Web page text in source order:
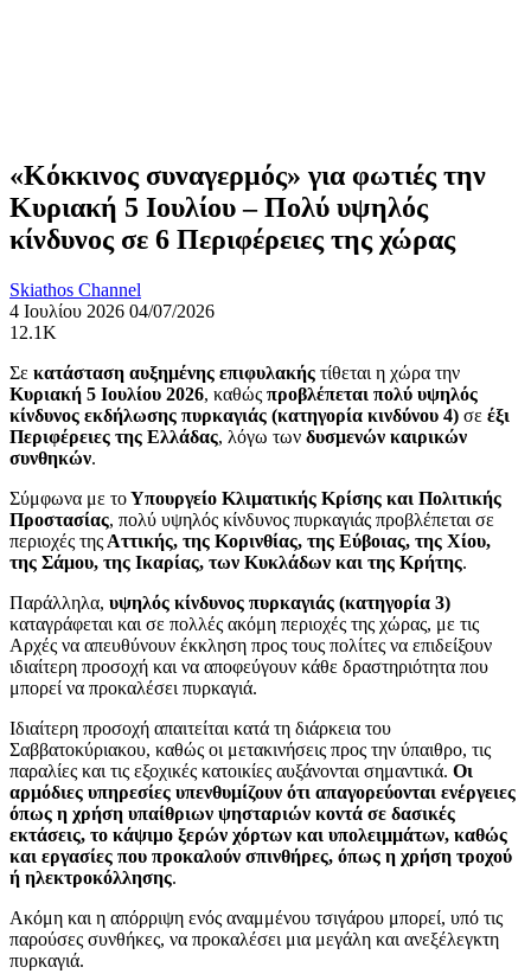
«Κόκκινος συναγερμός» για φωτιές την
Κυριακή 5 Ιουλίου – Πολύ υψηλός
κίνδυνος σε 6 Περιφέρειες της χώρας
Skiathos Channel
4 Ιουλίου 2026 04/07/2026
12.1K
Σε κατάσταση αυξημένης επιφυλακής τίθεται η χώρα την
Κυριακή 5 Ιουλίου 2026, καθώς προβλέπεται πολύ υψηλός
κίνδυνος εκδήλωσης πυρκαγιάς (κατηγορία κινδύνου 4) σε έξι
Περιφέρειες της Ελλάδας, λόγω των δυσμενών καιρικών
συνθηκών.
Σύμφωνα με τοΥπουργείο Κλιματικής Κρίσης και Πολιτικής
Προστασίας, πολύ υψηλός κίνδυνος πυρκαγιάς προβλέπεται σε
περιοχές της Αττικής, της Κορινθίας, της Εύβοιας, της Χίου,
της Σάμου, της Ικαρίας, των Κυκλάδων και της Κρήτης.
Παράλληλα, υψηλός κίνδυνος πυρκαγιάς (κατηγορία 3)
καταγράφεται και σε πολλές ακόμη περιοχές της χώρας, με τις
Αρχές να απευθύνουν έκκληση προς τους πολίτες να επιδείξουν
ιδιαίτερη προσοχή και να αποφεύγουν κάθε δραστηριότητα που
μπορεί να προκαλέσει πυρκαγιά.
Ιδιαίτερη προσοχή απαιτείται κατά τη διάρκεια του
Σαββατοκύριακου, καθώς οι μετακινήσεις προς την ύπαιθρο, τις
παραλίες και τις εξοχικές κατοικίες αυξάνονται σημαντικά. Οι
αρμόδιες υπηρεσίες υπενθυμίζουν ότι απαγορεύονται ενέργειες
όπως η χρήση υπαίθριων ψησταριών κοντά σε δασικές
εκτάσεις, το κάψιμο ξερών χόρτων και υπολειμμάτων, καθώς
και εργασίες που προκαλούν σπινθήρες, όπως η χρήση τροχού
ή ηλεκτροκόλλησης.
Ακόμη και η απόρριψη ενός αναμμένου τσιγάρου μπορεί, υπό τις
παρούσες συνθήκες, να προκαλέσει μια μεγάλη και ανεξέλεγκτη
πυρκαγιά.